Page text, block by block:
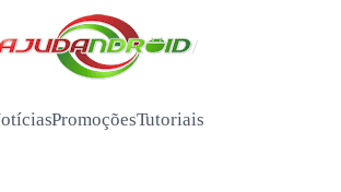
/
PromoçõesTutoriais